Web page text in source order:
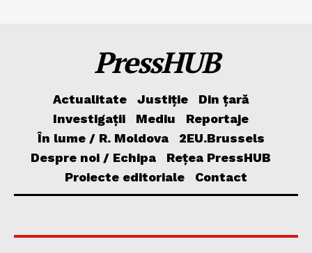
PressHUB
Actualitate Justiție
Din țară
Investigații
Mediu
Reportaje
În lume / R. Moldova
2EU.Brussels
Despre noi / Echipa
Rețea PressHUB
Proiecte editoriale
Contact